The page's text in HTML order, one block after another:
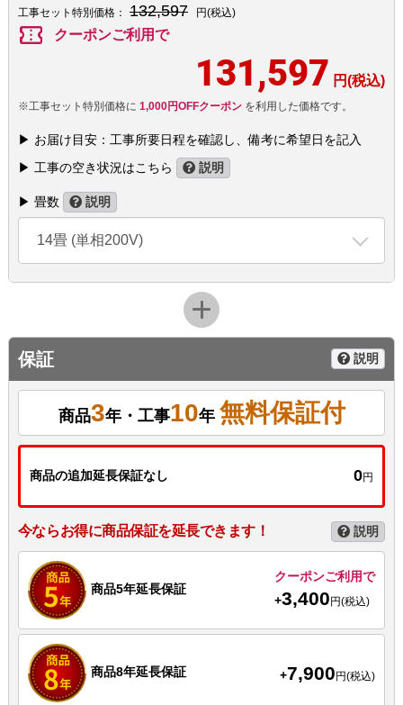
工事セット特別価格： 132,597 円(税込)
confirmation_number クーポンご利用で
131,597 円(税込)
※工事セット特別価格に 1,000円OFFクーポンを利用した価格です。
▶ お届け目安：工事所要日程を確認し、備考に希望日を記入
▶ 工事の空き状況はこちら
説明
▶ 畳数 説明
14畳 (単相200V)
保証 説明
商品3年・工事10年 無料保証付
商品の追加延長保証なし 0円
今ならお得に商品保証を延長できます！ 説明
商品5年延長保証
クーポンご利用で
+3,400 円(税込)
商品8年延長保証 +7,900円(税込)